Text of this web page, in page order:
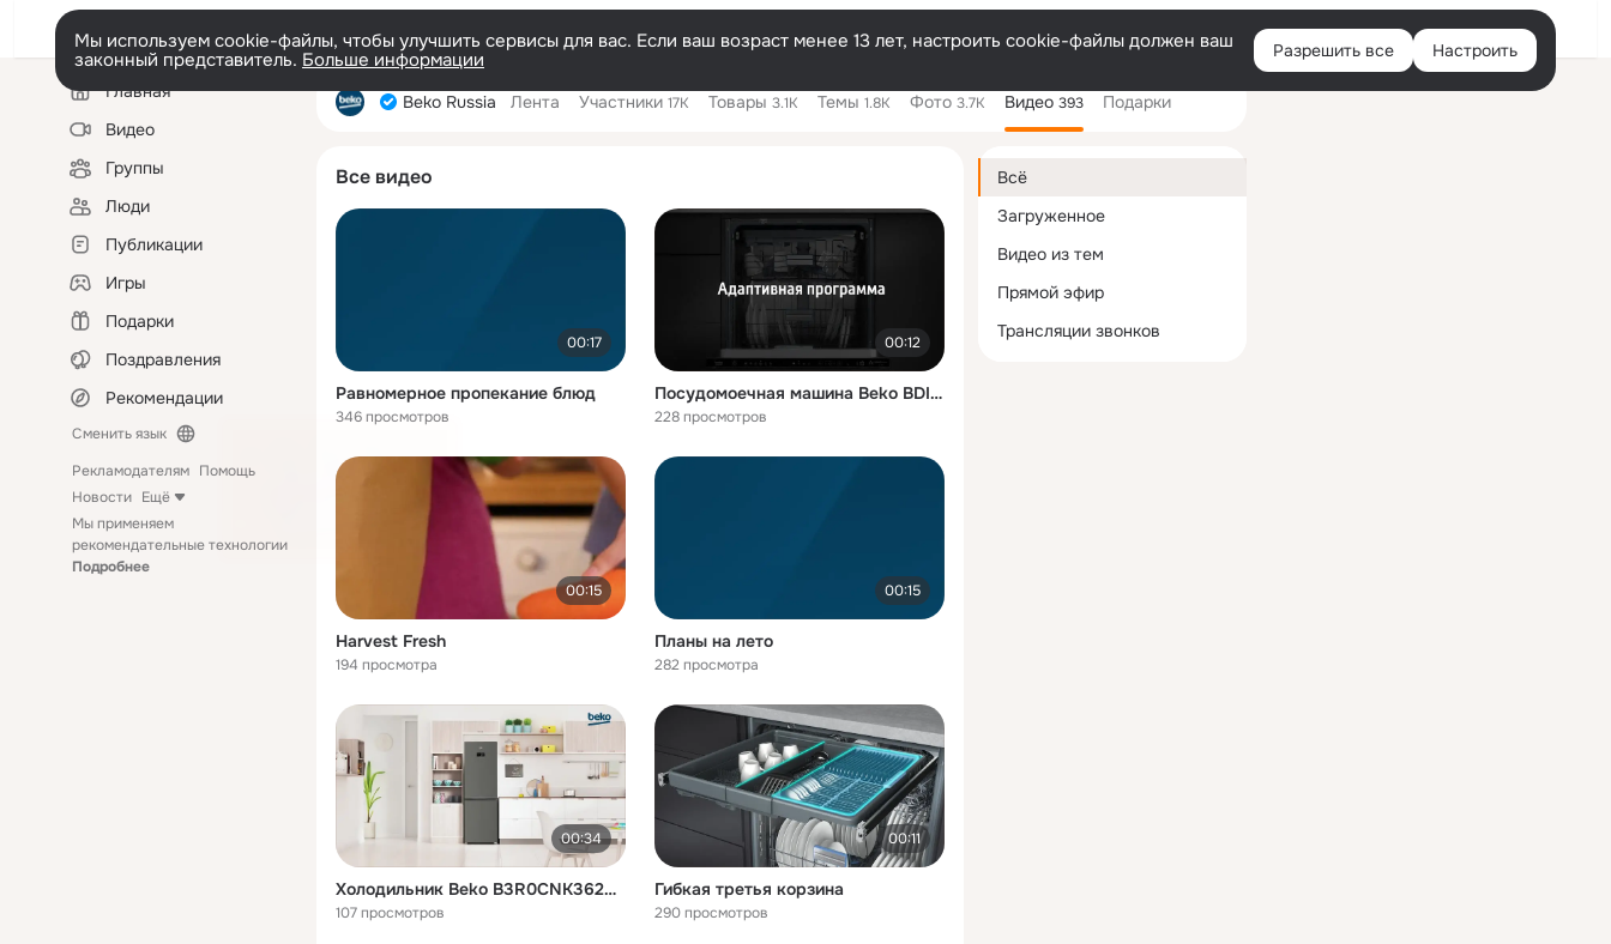
Войти
Мы используем cookie-файлы, чтобы улучшить сервисы для вас. Если ваш возраст менее 13 лет, настроить cookie-файлы должен ваш
законный представитель. Больше информации Разрешить все Настроить
Левая
колонкаГлавная
Видео
Группы
Люди
Публикации
Игры
Подарки
Поздравления
Рекомендации
Сменить язык
Рекламодателям Помощь
Новости Ещё
Мы применяем
рекомендательные технологии
Подробнее
Beko Russia Лента Участники 17K Товары 3.1K Темы 1.8K Фото 3.7K Видео 393 Подарки
Все видео
00:17
Равномерное пропекание блюд
346 просмотров
00:12
Посудомоечная машина Beko BDIN38531AF
228 просмотров
00:15
Harvest Fresh
194 просмотра
00:15
Планы на лето
282 просмотра
00:34
Холодильник Beko B3R0CNK362HG
107 просмотров
00:11
Гибкая третья корзина
290 просмотров
Дополнительная
колонка
Всё
Загруженное
Видео из тем
Прямой эфир
Трансляции звонков